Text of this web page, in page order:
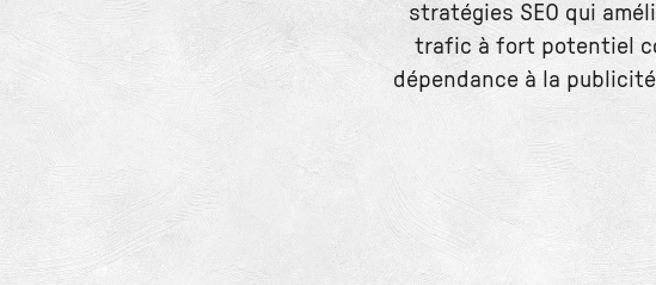
stratégies SEO qui
trafic à fort potentiel
dépendance à la